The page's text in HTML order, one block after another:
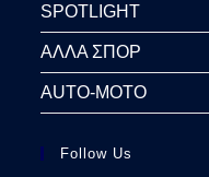
SPOTLIGHT
ΑΛΛΑ ΣΠΟΡ
AUTO-MOTO
Follow Us